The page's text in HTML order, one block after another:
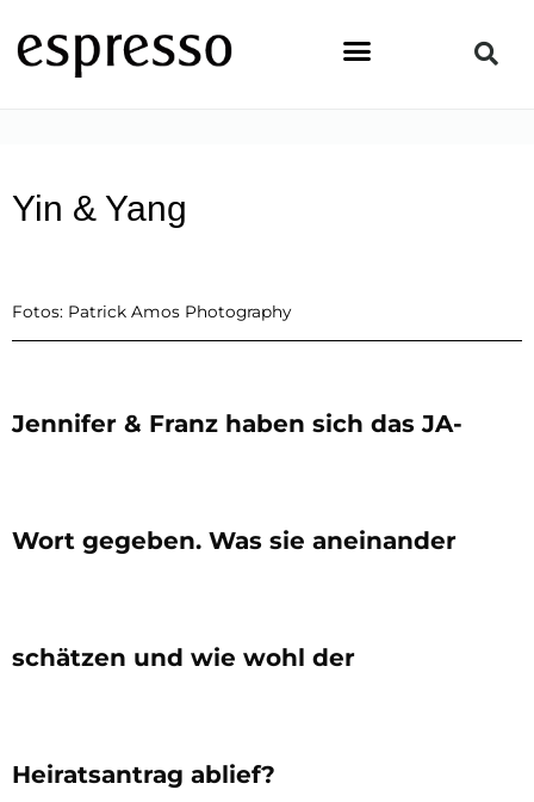
Inhalt
springen
Yin & Yang
Fotos: Patrick Amos Photography
Jennifer & Franz haben sich das JA-
Wort gegeben. Was sie aneinander
schätzen und wie wohl der
Heiratsantrag ablief?